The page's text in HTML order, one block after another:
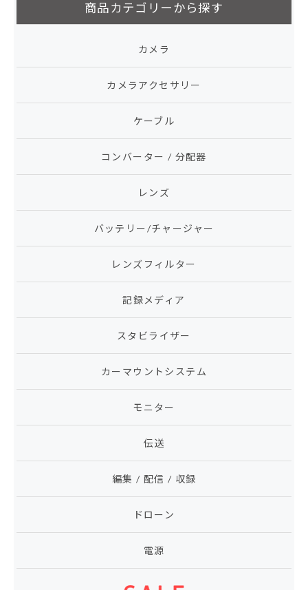
商品カテゴリーから探す
カメラ
カメラアクセサリー
ケーブル
コンバーター / 分配器
レンズ
バッテリー/チャージャー
レンズフィルター
記録メディア
スタビライザー
カーマウントシステム
モニター
伝送
編集 / 配信 / 収録
ドローン
電源